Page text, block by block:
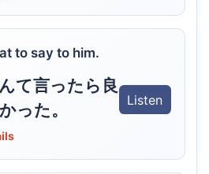
to say to him.
て言ったら良
った。
Listen